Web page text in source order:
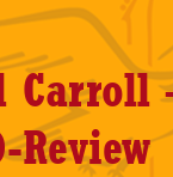
Carroll
Review